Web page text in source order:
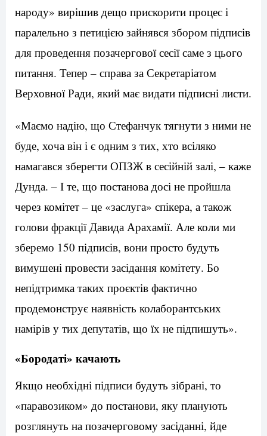
народу» вирішив дещо прискорити процес і
паралельно з петицією зайнявся збором підписів
для проведення позачергової сесії саме з цього
питання. Тепер – справа за Секретаріатом
Верховної Ради, який має видати підписні листи.
«Маємо надію, що Стефанчук тягнути з ними не
буде, хоча він і є одним з тих, хто всіляко
намагався зберегти ОПЗЖ в сесійній залі, – каже
Дунда. – І те, що постанова досі не пройшла
через комітет – це «заслуга» спікера, а також
голови фракції Давида Арахамії. Але коли ми
зберемо 150 підписів, вони просто будуть
вимушені провести засідання комітету. Бо
непідтримка таких проєктів фактично
продемонструє наявність колаборантських
намірів у тих депутатів, що їх не підпишуть».
«Бородаті» качають
Якщо необхідні підписи будуть зібрані, то
«паравозиком» до постанови, яку планують
розглянуть на позачерговому засіданні, йде